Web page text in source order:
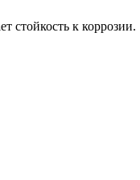
стойкость к коррозии.